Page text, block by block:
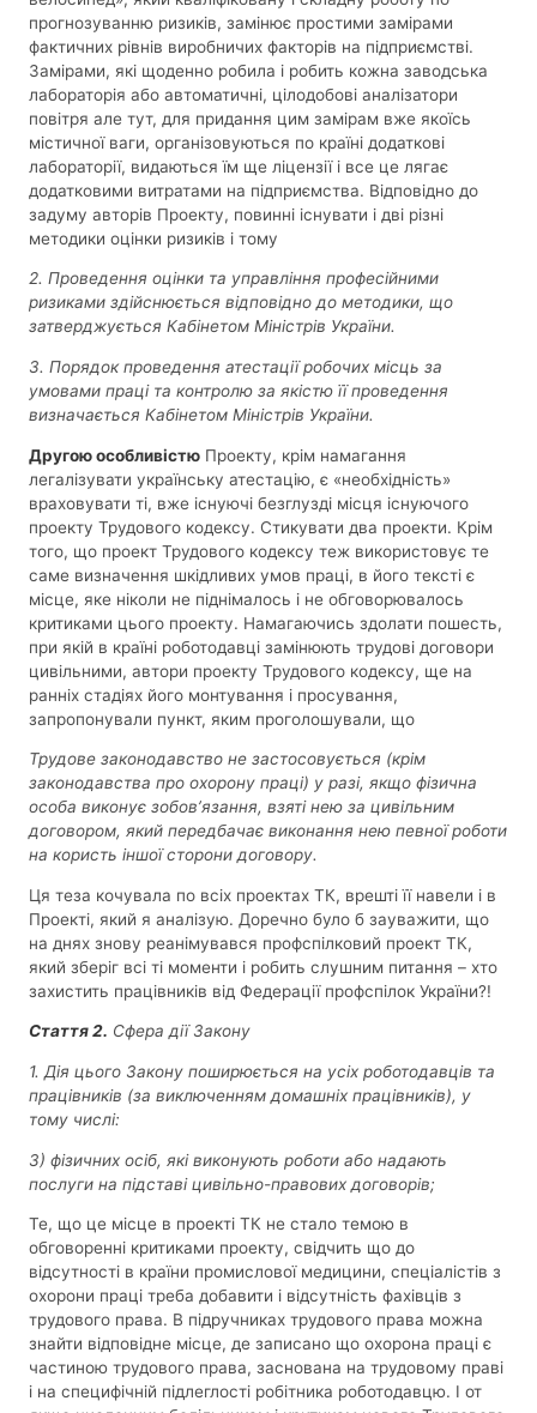
прогнозуванню ризиків, замінює простими замірами
фактичних рівнів виробничих факторів на підприємстві.
Замірами, які щоденно робила і робить кожна заводська
лабораторія або автоматичні, цілодобові аналізатори
повітря але тут, для придання цим замірам вже якоїсь
містичної ваги, організовуються по країні додаткові
лабораторії, видаються їм ще ліцензії і все це лягає
додатковими витратами на підприємства. Відповідно до
задуму авторів Проекту, повинні існувати і дві різні
методики оцінки ризиків і тому
2. Проведення оцінки та управління професійними
ризиками здійснюється відповідно до методики, що
затверджується Кабінетом Міністрів України.
3. Порядок проведення атестації робочих місць за
умовами праці та контролю за якістю її проведення
визначається Кабінетом Міністрів України.
Другою особливістю Проекту, крім намагання
легалізувати українську атестацію, є «необхідність»
враховувати ті, вже існуючі безглузді місця існуючого
проекту Трудового кодексу. Стикувати два проекти. Крім
того, що проект Трудового кодексу теж використовує те
саме визначення шкідливих умов праці, в його тексті є
місце, яке ніколи не піднімалось і не обговорювалось
критиками цього проекту. Намагаючись здолати пошесть,
при якій в країні роботодавці замінюють трудові договори
цивільними, автори проекту Трудового кодексу, ще на
ранніх стадіях його монтування і просування,
запропонували пункт, яким проголошували, що
Трудове законодавство не застосовується (крім
законодавства про охорону праці) у разі, якщо фізична
особа виконує зобов’язання, взяті нею за цивільним
договором, який передбачає виконання нею певної роботи
на користь іншої сторони договору.
Ця теза кочувала по всіх проектах ТК, врешті її навели і в
Проекті, який я аналізую. Доречно було б зауважити, що
на днях знову реанімувався профспілковий проект ТК,
який зберіг всі ті моменти і робить слушним питання – хто
захистить працівників від Федерації профспілок України?!
Стаття 2. Сфера дії Закону
1. Дія цього Закону поширюється на усіх роботодавців та
працівників (за виключенням домашніх працівників), у
тому числі:
3) фізичних осіб, які виконують роботи або надають
послуги на підставі цивільно-правових договорів;
Те, що це місце в проекті ТК не стало темою в
обговоренні критиками проекту, свідчить що до
відсутності в країни промислової медицини, спеціалістів з
охорони праці треба добавити і відсутність фахівців з
трудового права. В підручниках трудового права можна
знайти відповідне місце, де записано що охорона праці є
частиною трудового права, заснована на трудовому праві
і на специфічній підлеглості робітника роботодавцю. І от